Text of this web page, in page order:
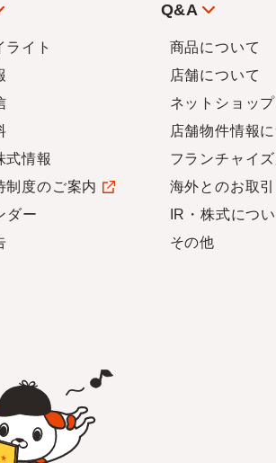
ライト
式情報
制度のご案内
ダー
Q&A
商品について
店舗について
ネットショッ
店舗物件情報
フランチャイ
海外とのお取
IR・株式につ
その他